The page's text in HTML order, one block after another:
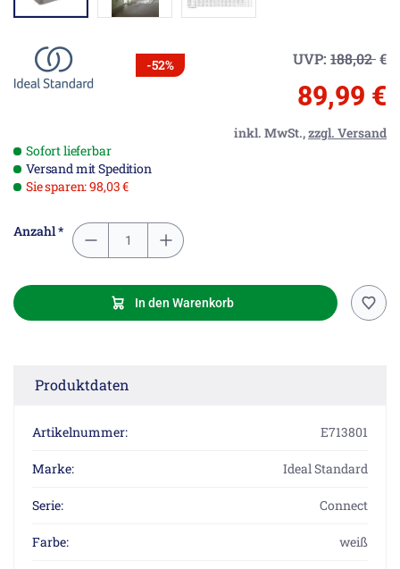
-52% UVP: 188,02€
89,99 €
inkl. MwSt.,zzgl. Versand
Sofort lieferbar
Versand mit Spedition
Sie sparen: 98,03 €
Anzahl *
In den Warenkorb
Produktdaten
Artikelnummer: E713801
Marke: Ideal Standard
Serie: Connect
Farbe: weiß